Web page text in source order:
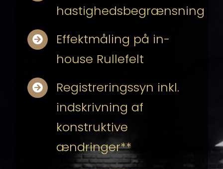
hastighedsbegrænsning
Effektmåling på in-
house Rullefelt
Registreringssyn inkl.
indskrivning af
konstruktive
ændringer**